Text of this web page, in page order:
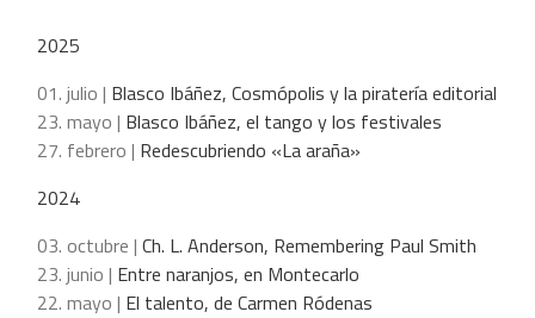
2025
01. julio | Blasco Ibáñez, Cosmópolis y la piratería editorial
23. mayo | Blasco Ibáñez, el tango y los festivales
27. febrero | Redescubriendo «La araña»
2024
03. octubre | Ch. L. Anderson, Remembering Paul Smith
23. junio | Entre naranjos, en Montecarlo
22. mayo | El talento, de Carmen Ródenas